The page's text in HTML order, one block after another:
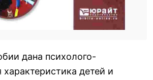
дана психолого-
характеристика детей и